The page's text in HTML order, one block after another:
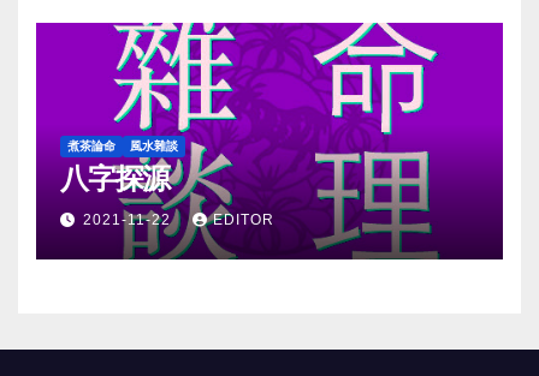
煮茶論命 風水雜談
八字探源
2021-11-22 EDITOR